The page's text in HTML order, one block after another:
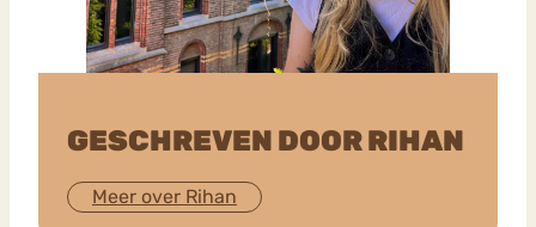
GESCHREVEN DOOR RIHAN
Meer over Rihan